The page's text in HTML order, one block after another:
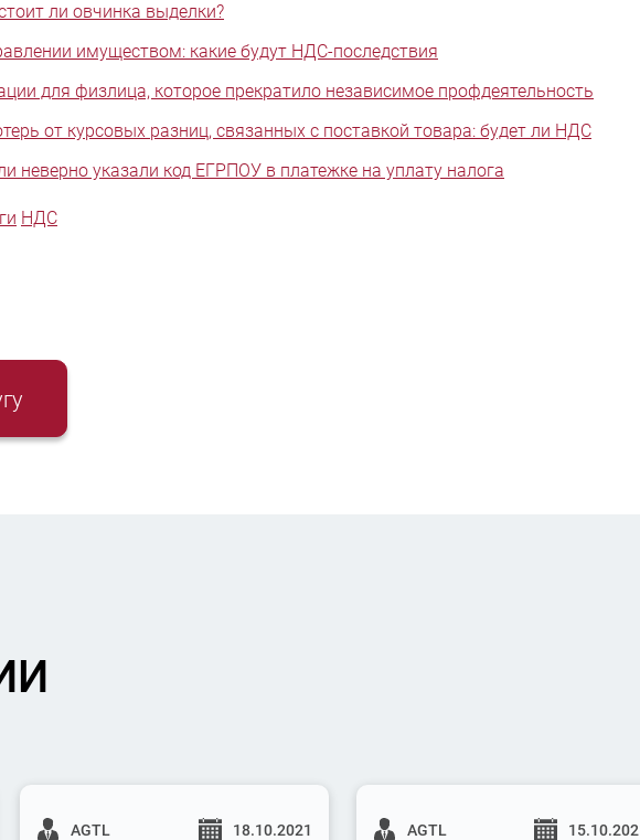
ли овчинка выделки?
имуществом: какие будут НДС-последствия
для физлица, которое прекратило независимое профдеятельность
от курсовых разниц, связанных с поставкой товара: будет ли НДС
неверно указали код ЕГРПОУ в платежке на уплату налога
НДС
AGTL 18.10.2021 AGTL